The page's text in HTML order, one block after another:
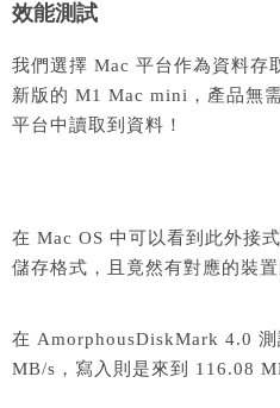
效能測試
我們選擇 Mac 平台作為資料存
新版的 M1 Mac mini，產品無
平台中讀取到資料！
在 Mac OS 中可以看到此外接
儲存格式，且竟然有對應的裝置
在 AmorphousDiskMark 4.0
MB/s，寫入則是來到 116.08